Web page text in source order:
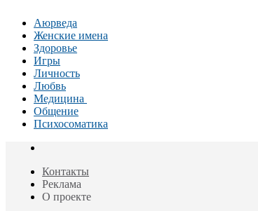
Аюрведа
Женские имена
Здоровье
Игры
Личность
Любвь
Медицина
Общение
Психосоматика
Контакты
Реклама
О проекте